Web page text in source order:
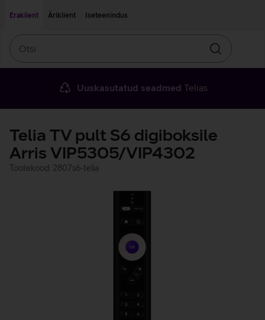
Eraklient
Äriklient Iseteenindus
Otsin
Uuskasutatud seadmed Telias
Telia TV pult S6 digiboksile
Arris VIP5305/VIP4302
Tootekood: 2807s6-telia